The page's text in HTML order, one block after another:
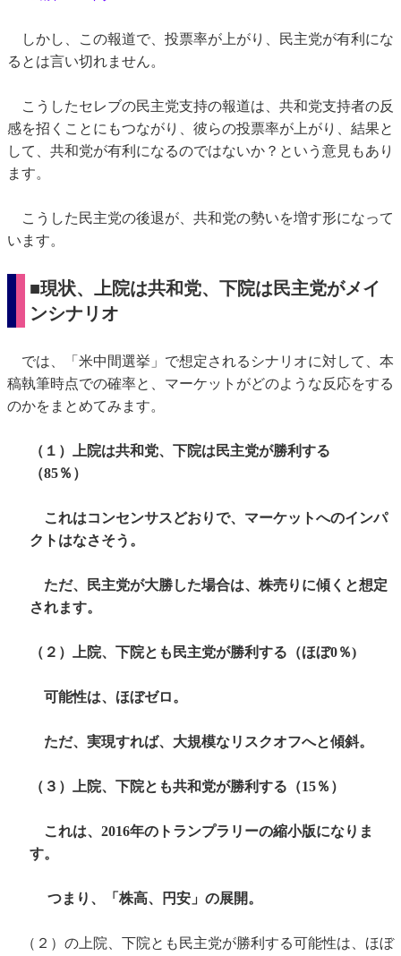
しかし、この報道で、投票率が上がり、民主党が有利にな
るとは言い切れません。
こうしたセレブの民主党支持の報道は、共和党支持者の反
感を招くことにもつながり、彼らの投票率が上がり、結果と
して、共和党が有利になるのではないか？という意見もあり
ます。
こうした民主党の後退が、共和党の勢いを増す形になって
います。
■現状、上院は共和党、下院は民主党がメイ
ンシナリオ
では、「米中間選挙」で想定されるシナリオに対して、本
稿執筆時点での確率と、マーケットがどのような反応をする
のかをまとめてみます。
（１）上院は共和党、下院は民主党が勝利する
（85％）
これはコンセンサスどおりで、マーケットへのインパ
クトはなさそう。
ただ、民主党が大勝した場合は、株売りに傾くと想定
されます。
（２）上院、下院とも民主党が勝利する（ほぼ0％)
可能性は、ほぼゼロ。
ただ、実現すれば、大規模なリスクオフへと傾斜。
（３）上院、下院とも共和党が勝利する（15％）
これは、2016年のトランプラリーの縮小版になりま
す。
つまり、「株高、円安」の展開。
（２）の上院、下院とも民主党が勝利する可能性は、ほぼ